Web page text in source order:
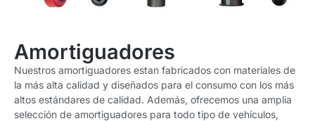
Amortiguadores
Nuestros amortiguadores estan fabricados con materiales de
la más alta calidad y diseñados para el consumo con los más
altos estándares de calidad. Además, ofrecemos una amplia
selección de amortiguadores para todo tipo de vehículos,